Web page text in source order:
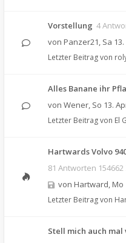
Vorstellung 4
von Panzer21, Sa
Letzter Beitrag von
Alles Banane ihr
von Wener, So 13.
Letzter Beitrag von El
Hartwards Volvo
81 Antworten
von Hartward, Mo
Letzter Beitrag von
Stell mich auch mal